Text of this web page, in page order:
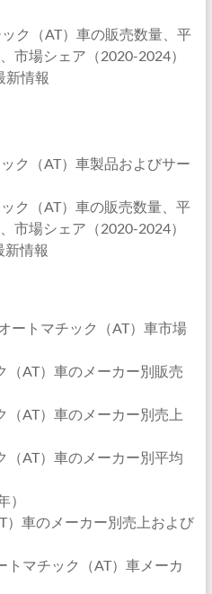
ク（AT）車の販売数量、平
市場シェア（2020-2024）
新情報
ク（AT）車製品およびサー
ク（AT）車の販売数量、平
市場シェア（2020-2024）
新情報
ートマチック（AT）車市場
（AT）車のメーカー別販売
（AT）車のメーカー別売上
（AT）車のメーカー別平均
）
）車のメーカー別売上および
トマチック（AT）車メーカ